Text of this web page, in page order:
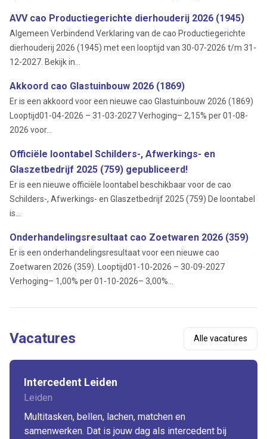
AVV cao Productiegerichte dierhouderij 2026 (1945)
Algemeen Verbindend Verklaring van de cao Productiegerichte
dierhouderij 2026 (1945) met een looptijd van 30-07-2026 t/m 31-
12-2027. Bekijk in...
Akkoord cao Glastuinbouw 2026 (1869)
Er is een akkoord voor een nieuwe cao Glastuinbouw 2026 (1869)
Looptijd01-04-2026 – 31-03-2027 Verhoging– 2,15% per 01-08-
2026 voor...
Officiële loontabel Schilders-, Afwerkings- en
Glaszetbedrijf 2025 (759) gepubliceerd!
Er is een nieuwe officiële loontabel beschikbaar voor de cao
Schilders-, Afwerkings- en Glaszetbedrijf 2025 (759) De loontabel
is...
Onderhandelingsresultaat cao Zoetwaren 2026 (359)
Er is een onderhandelingsresultaat voor een nieuwe cao
Zoetwaren 2026 (359). Looptijd01-10-2026 – 30-09-2027
Verhoging– 1,00% per 01-10-2026– 3,00%...
Vacatures Alle vacatures
Intercedent Leiden
Leiden
Multitasken, bellen, lachen, matchen en
samenwerken. Dat is jouw dag als intercedent bij